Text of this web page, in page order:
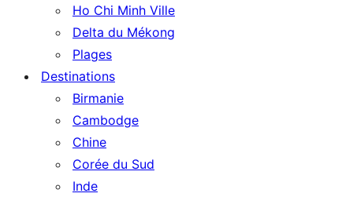
Ho Chi Minh Ville
Delta du Mékong
Plages
Destinations
Birmanie
Cambodge
Chine
Corée du Sud
Inde